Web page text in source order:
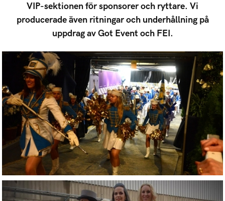
VIP-sektionen för sponsorer och ryttare. Vi
producerade även ritningar och underhållning på
uppdrag av Got Event och FEI.